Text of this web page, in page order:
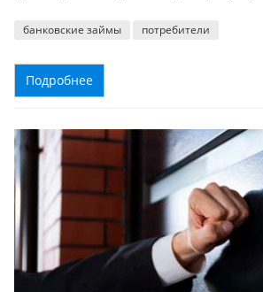
банковские займы потребители
Подробнее